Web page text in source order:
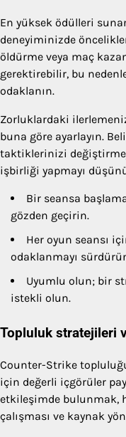
En yüksek ödülleri
deneyiminizde
öldürme veya maç
gerektirebilir, bu
odaklanın.
Zorluklardaki
buna göre ayarlayın.
taktiklerinizi
işbirliği yapmayı
Bir seansa
gözden geçirin.
Her oyun seansı
odaklanmayı
Uyumlu olun; bir
istekli olun.
Topluluk stratejileri
Counter-Strike
için değerli içgörüler
etkileşimde bulunmak,
çalışması ve kaynak